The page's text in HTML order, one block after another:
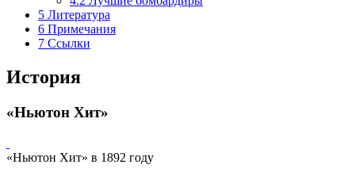
5 Литература
6 Примечания
7 Ссылки
История
«Ньютон Хит»
«Ньютон Хит» в 1892 году